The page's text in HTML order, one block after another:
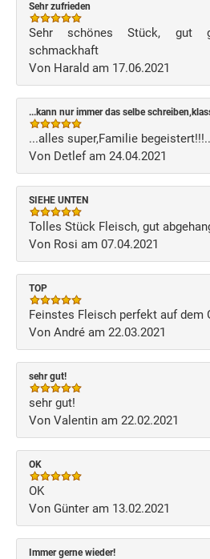
Sehr zufrieden
Sehr schönes Stück, gut
schmackhaft
Von Harald am 17.06.2021
...kann nur immer das selbe
...alles super,Familie
Von Detlef am 24.04.2021
SIEHE UNTEN
Tolles Stück Fleisch, gut
Von Rosi am 07.04.2021
TOP
Feinstes Fleisch perfekt auf dem
Von André am 22.03.2021
sehr gut!
sehr gut!
Von Valentin am 22.02.2021
OK
OK
Von Günter am 13.02.2021
Immer gerne wieder!